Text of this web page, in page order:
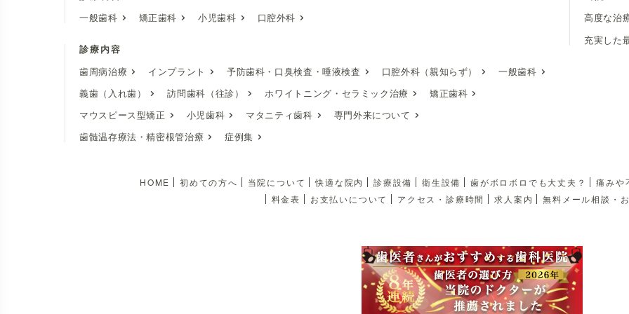
一般歯科
矯正歯科 小児歯科 口腔外科
診療内容
歯周病治療
インプラント 予防歯科・口臭検査・唾液検査 口腔外科（親知らず）
一般歯科
義歯（入れ歯）
訪問歯科（往診） ホワイトニング・ セラミック治療
矯正歯科
マウスピース型矯正
小児歯科 マタニティ歯科
専門外来について
歯髄温存療法・精密根管治療
症例集
高度な治
充実した
HOME 初めての方へ 当院について 快適な院内 診療設備 衛生設備 歯がボロボロでも大丈夫？
痛みや
料金表
お支払いについて アクセス・診療時間 求人案内 無料メール相談・